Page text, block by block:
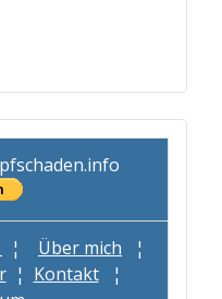
¦ Über mich
¦
¦ Kontakt
¦